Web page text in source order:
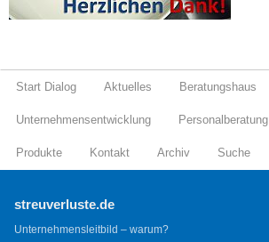
Start Dialog Aktuelles Beratungshaus
Unternehmensentwicklung Personalberatung
Produkte Kontakt Archiv Suche
streuverluste.de
Unternehmensleitbild – warum?